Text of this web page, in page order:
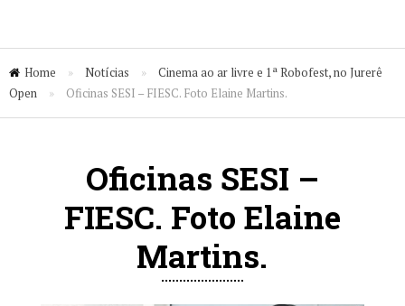
Home » Notícias »
Cinema ao ar livre e 1ª Robofest, no Jurerê
Open
» Oficinas SESI – FIESC. Foto Elaine Martins.
Oficinas SESI –
FIESC. Foto Elaine
Martins.